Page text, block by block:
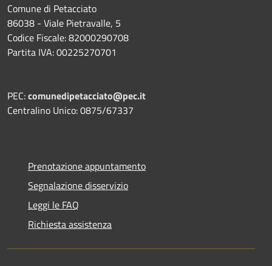
Comune di Petacciato
86038 - Viale Pietravalle, 5
Codice Fiscale: 82000290708
Partita IVA: 00225270701
PEC:comunedipetacciato@pec.it
Centralino Unico: 0875/67337
Prenotazione appuntamento
Segnalazione disservizio
Leggi le FAQ
Richiesta assistenza